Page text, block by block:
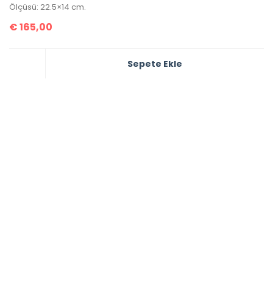
Ölçüsü: 22.5×14 cm.
€165,00
Sepete Ekle